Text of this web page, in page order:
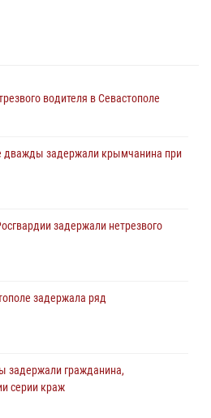
водителя в Севастополе
дважды задержали крымчанина при
задержали нетрезвого
задержала ряд
задержали гражданина,
серии краж